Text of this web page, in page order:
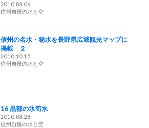
2010.08.06
信州自慢の水と空
信州の名水・秘水を長野県広域観光マップに
掲載 ２
2010.10.15
信州自慢の水と空
16 黒部の氷筍水
2010.08.28
信州自慢の水と空